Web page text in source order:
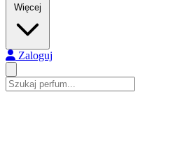
Więcej
Zaloguj